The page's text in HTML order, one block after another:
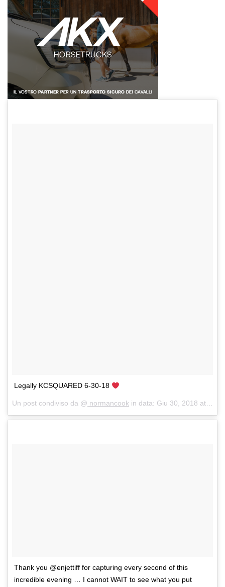
Legally KCSQUARED 6-30-18
Un post condiviso da @ normancook in data: Giu 30, 2018 at 10:56 PDT
Thank you @enjettiff for capturing every second of this
incredible evening … I cannot WAIT to see what you put